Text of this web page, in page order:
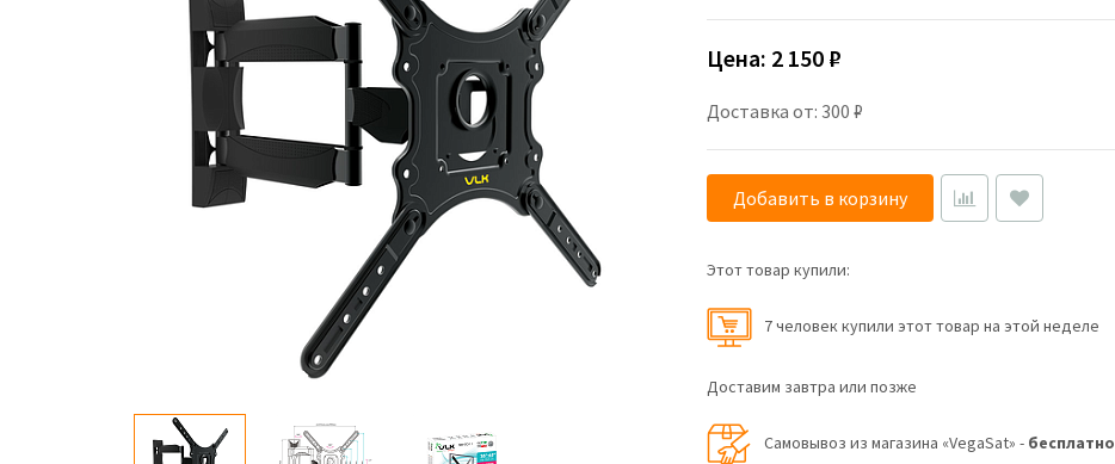
Цена: 2 150 ₽
Доставка от: 300 ₽
Добавить в корзину
Этот товар купили:
7 человек купили этот товар на этой неделе
Доставим завтра или позже
Самовывоз из магазина «VegaSat» - бесплатно